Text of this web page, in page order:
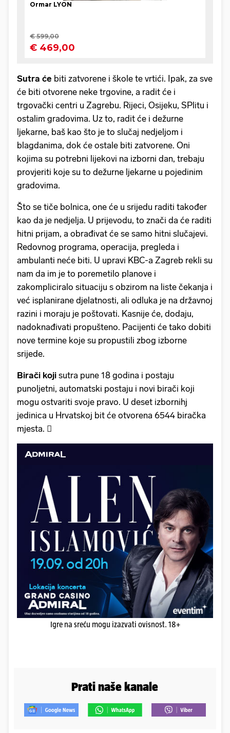
Sutra će biti zatvorene i škole te vrtići. Ipak, za sve
će biti otvorene neke trgovine, a radit će i
trgovački centri u Zagrebu. Rijeci, Osijeku, SPlitu i
ostalim gradovima. Uz to, radit će i dežurne
ljekarne, baš kao što je to slučaj nedjeljom i
blagdanima, dok će ostale biti zatvorene. Oni
kojima su potrebni lijekovi na izborni dan, trebaju
provjeriti koje su to dežurne ljekarne u pojedinim
gradovima.
Što se tiče bolnica, one će u srijedu raditi također
kao da je nedjelja. U prijevodu, to znači da će raditi
hitni prijam, a obrađivat će se samo hitni slučajevi.
Redovnog programa, operacija, pregleda i
ambulanti neće biti. U upravi KBC-a Zagreb rekli su
nam da im je to poremetilo planove i
zakompliciralo situaciju s obzirom na liste čekanja i
već isplanirane djelatnosti, ali odluka je na državnoj
razini i moraju je poštovati. Kasnije će, dodaju,
nadoknađivati propušteno. Pacijenti će tako dobiti
nove termine koje su propustili zbog izborne
srijede.
Birači koji sutra pune 18 godina i postaju
punoljetni, automatski postaju i novi birači koji
mogu ostvariti svoje pravo. U deset izbornihj
jedinica u Hrvatskoj bit će otvorena 6544 biračka
mjesta. 
Igre na sreću mogu izazvati ovisnost. 18+
Prati naše kanale